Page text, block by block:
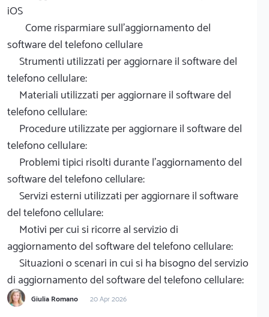
iOS
Come risparmiare sull'aggiornamento del
software del telefono cellulare
Strumenti utilizzati per aggiornare il software del
telefono cellulare:
Materiali utilizzati per aggiornare il software del
telefono cellulare:
Procedure utilizzate per aggiornare il software del
telefono cellulare:
Problemi tipici risolti durante l'aggiornamento del
software del telefono cellulare:
Servizi esterni utilizzati per aggiornare il software
del telefono cellulare:
Motivi per cui si ricorre al servizio di
aggiornamento del software del telefono cellulare:
Situazioni o scenari in cui si ha bisogno del servizio
di aggiornamento del software del telefono cellulare:
Giulia Romano 20 Apr 2026